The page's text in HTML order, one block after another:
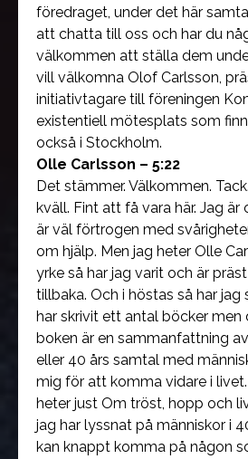
föredraget, under det här
att chatta till oss och har du
välkommen att ställa dem
vill välkomna Olof Carlsson,
initiativtagare till föreningen
existentiell mötesplats som
också i Stockholm.
Olle Carlsson – 5:22
Det stämmer. Välkommen.
kväll. Fint att få vara här. Jag är
är väl förtrogen med
om hjälp. Men jag heter Olle
yrke så har jag varit och är
tillbaka. Och i höstas så har jag
har skrivit ett antal böcker men
boken är en sammanfattning
eller 40 års samtal med
mig för att komma vidare i
heter just Om tröst, hopp och
jag har lyssnat på människor i
kan knappt komma på någon